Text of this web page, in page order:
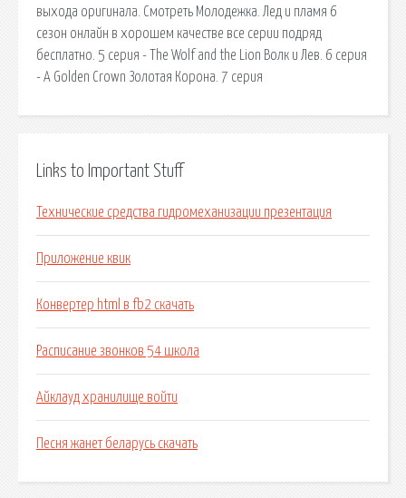
выхода оригинала. Смотреть Молодежка. Лед и пламя 6
сезон онлайн в хорошем качестве все серии подряд
бесплатно. 5 серия - The Wolf and the Lion Волк и Лев. 6 серия
- A Golden Crown Золотая Корона. 7 серия
Links to Important Stuff
Технические средства гидромеханизации презентация
Приложение квик
Конвертер html в fb2 скачать
Расписание звонков 54 школа
Айклауд хранилище войти
Песня жанет беларусь скачать